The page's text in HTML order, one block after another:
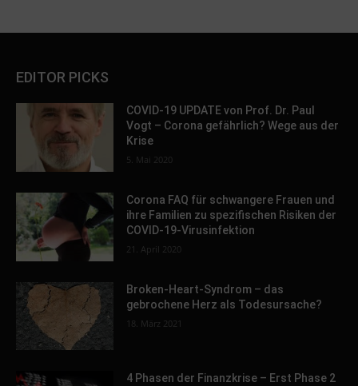
EDITOR PICKS
COVID-19 UPDATE von Prof. Dr. Paul
Vogt – Corona gefährlich? Wege aus der
Krise
5. Mai 2020
Corona FAQ für schwangere Frauen und
ihre Familien zu spezifischen Risiken der
COVID-19-Virusinfektion
21. April 2020
Broken-Heart-Syndrom – das
gebrochene Herz als Todesursache?
18. März 2021
4 Phasen der Finanzkrise – Erst Phase 2